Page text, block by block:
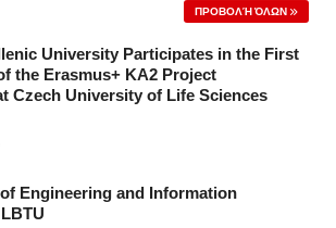
ΠΡΟΒΟΛΉ ΌΛΩΝ
University Participates in the First
the Erasmus+ KA2 Project
Czech University of Life Sciences
Engineering and Information